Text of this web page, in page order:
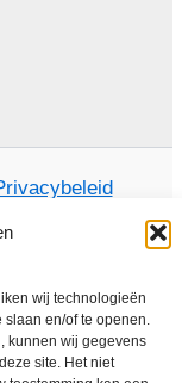
wij technologieën
slaan en/of te openen.
kunnen wij gegevens
site. Het niet